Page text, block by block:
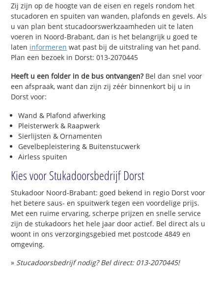
Zij zijn op de hoogte van de eisen en regels rondom het
stucadoren en spuiten van wanden, plafonds en gevels. Als
u van plan bent stucadoorswerkzaamheden uit te laten
voeren in Noord-Brabant, dan is het belangrijk u goed te
laten informeren wat past bij de uitstraling van het pand.
Plan een bezoek in Dorst: 013-2070445
Heeft u een folder in de bus ontvangen?Bel dan snel voor
een afspraak, want dan zijn zij zéér binnenkort bij u in
Dorst voor:
Wand & Plafond afwerking
Pleisterwerk & Raapwerk
Sierlijsten & Ornamenten
Gevelbepleistering & Buitenstucwerk
Airless spuiten
Kies voor Stukadoorsbedrijf Dorst
Stukadoor Noord-Brabant: goed bekend in regio Dorst voor
het betere saus- en spuitwerk tegen een voordelige prijs.
Met een ruime ervaring, scherpe prijzen en snelle service
zijn de stukadoors het hele jaar door actief. Bel direct als u
woont in ons verzorgingsgebied met postcode 4849 en
omgeving.
» Stucadoorsbedrijf nodig? Bel direct: 013-2070445!